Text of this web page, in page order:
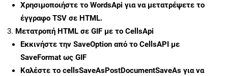
Χρησιμοποιήστε το WordsApi για να μετατρέψετε το
έγγραφο TSV σε HTML.
Μετατροπή HTML σε GIF με το CellsApi
Εκκινήστε την SaveOption από το CellsAPI με
SaveFormat ως GIF
Καλέστε το cellsSaveAsPostDocumentSaveAs για να